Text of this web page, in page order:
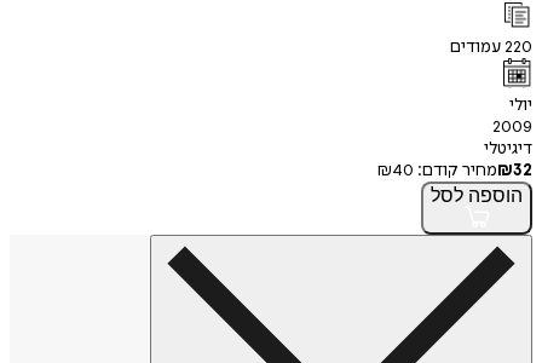
220עמודים
יולי
2009
דיגיטלי
₪32 מחיר קודם: ₪40
הוספה לסל